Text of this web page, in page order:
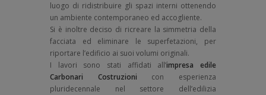
luogo di ridistribuire gli spazi interni ottenendo
un ambiente contemporaneo ed accogliente.
Si è inoltre deciso di ricreare la simmetria della
facciata ed eliminare le superfetazioni, per
riportare l’edificio ai suoi volumi originali.
I lavori sono stati affidati all’impresa edile
Carbonari Costruzioni con esperienza
pluridecennale nel settore dell’edilizia